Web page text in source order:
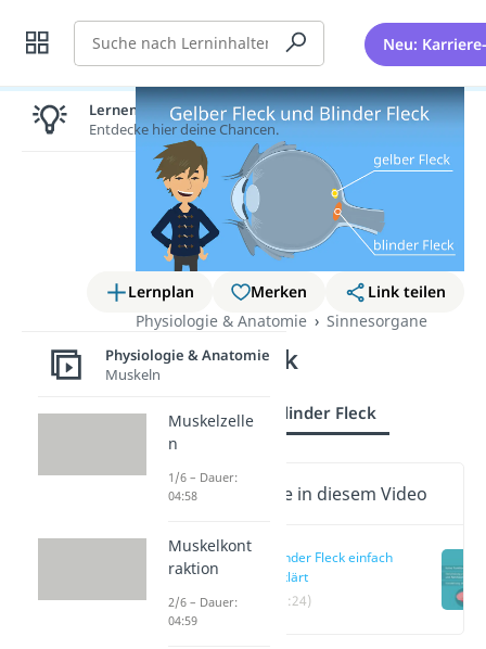
Suche Neu:
Lernplan Merken
Link teilen
Physiologie & Anatomie
Sinnesorgane
Blinder Fleck
Gelber Fleck Blinder Fleck
Wichtige Inhalte in diesem Video
Blinder Fleck einfach
erklärt
(02:24)
Lernen lohnt sich!
Entdecke hier deine Chancen.
Physiologie & Anatomie
Muskeln
Muskelzelle
n
1/6 – Dauer:
04:58
Muskelkont
raktion
2/6 – Dauer:
04:59